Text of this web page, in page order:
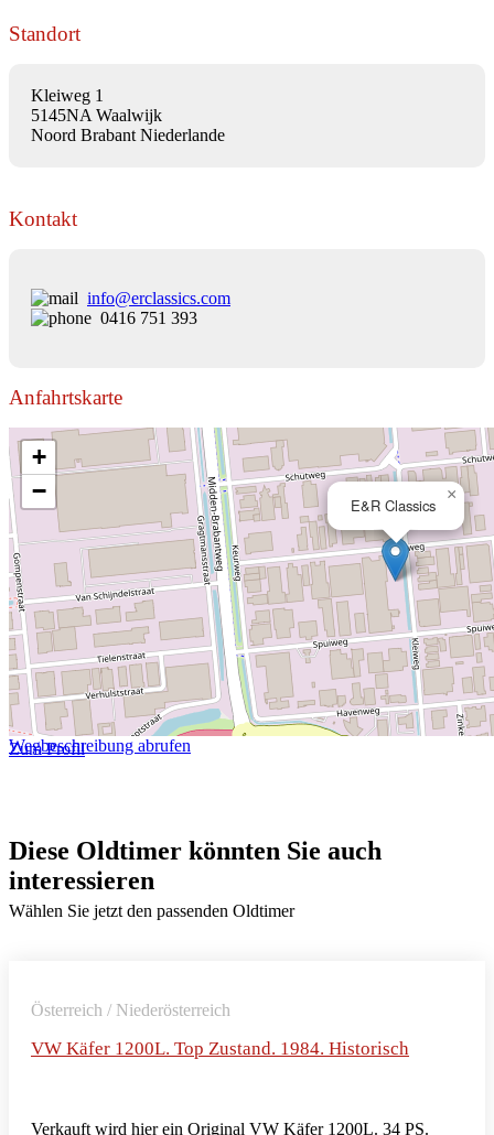
Standort
Kleiweg 1
5145NA Waalwijk
Noord Brabant Niederlande
Kontakt
info@erclassics.com
0416 751 393
Anfahrtskarte
E&R Classics
×
+
−
Wegbeschreibung abrufen
Zum Profil
Diese Oldtimer könnten Sie auch
interessieren
Wählen Sie jetzt den passenden Oldtimer
Österreich / Niederösterreich
VW Käfer 1200L. Top Zustand. 1984. Historisch
Verkauft wird hier ein Original VW Käfer 1200L. 34 PS.